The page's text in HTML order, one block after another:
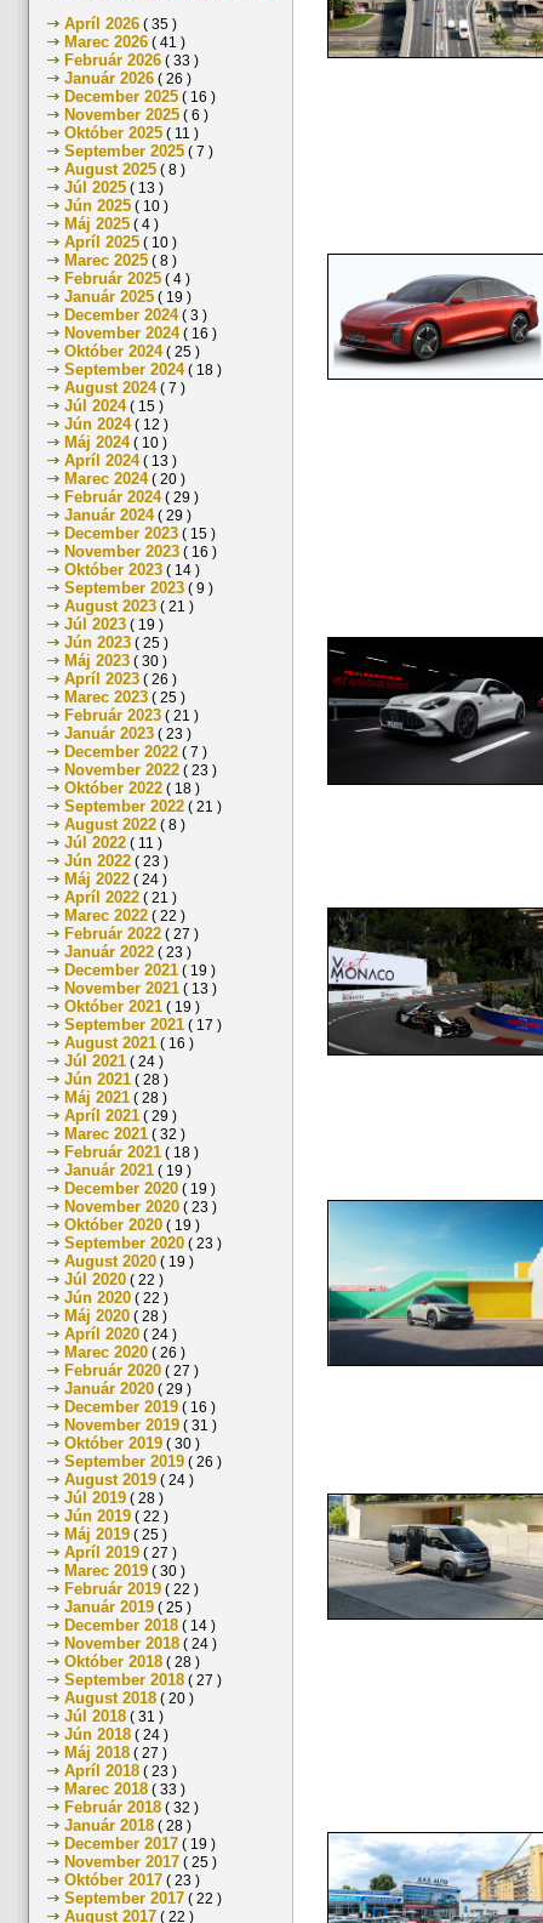
Apríl 2026 ( 35 )
Marec 2026 ( 41 )
Február 2026 ( 33 )
Január 2026 ( 26 )
December 2025 ( 16 )
November 2025 ( 6 )
Október 2025 ( 11 )
September 2025 ( 7 )
August 2025 ( 8 )
Júl 2025 ( 13 )
Jún 2025 ( 10 )
Máj 2025 ( 4 )
Apríl 2025 ( 10 )
Marec 2025 ( 8 )
Február 2025 ( 4 )
Január 2025 ( 19 )
December 2024( 3 )
November 2024( 16 )
Október 2024( 25 )
September 2024( 18 )
August 2024( 7 )
Júl 2024( 15 )
Jún 2024( 12 )
Máj 2024( 10 )
Apríl 2024( 13 )
Marec 2024( 20 )
Február 2024( 29 )
Január 2024( 29 )
December 2023 ( 15 )
November 2023 ( 16 )
Október 2023 ( 14 )
September 2023 ( 9 )
August 2023 ( 21 )
Júl 2023 ( 19 )
Jún 2023 ( 25 )
Máj 2023 ( 30 )
Apríl 2023 ( 26 )
Marec 2023 ( 25 )
Február 2023 ( 21 )
Január 2023 ( 23 )
December 2022 ( 7 )
November 2022 ( 23 )
Október 2022 ( 18 )
September 2022 ( 21 )
August 2022 ( 8 )
Júl 2022 ( 11 )
Jún 2022 ( 23 )
Máj 2022 ( 24 )
Apríl 2022 ( 21 )
Marec 2022 ( 22 )
Február 2022 ( 27 )
Január 2022 ( 23 )
December 2021 ( 19 )
November 2021 ( 13 )
Október 2021 ( 19 )
September 2021 ( 17 )
August 2021 ( 16 )
Júl 2021 ( 24 )
Jún 2021 ( 28 )
Máj 2021 ( 28 )
Apríl 2021 ( 29 )
Marec 2021 ( 32 )
Február 2021 ( 18 )
Január 2021 ( 19 )
December 2020 ( 19 )
November 2020 ( 23 )
Október 2020 ( 19 )
September 2020 ( 23 )
August 2020 ( 19 )
Júl 2020 ( 22 )
Jún 2020 ( 22 )
Máj 2020 ( 28 )
Apríl 2020 ( 24 )
Marec 2020 ( 26 )
Február 2020 ( 27 )
Január 2020 ( 29 )
December 2019 ( 16 )
November 2019 ( 31 )
Október 2019 ( 30 )
September 2019 ( 26 )
August 2019 ( 24 )
Júl 2019 ( 28 )
Jún 2019 ( 22 )
Máj 2019 ( 25 )
Apríl 2019 ( 27 )
Marec 2019 ( 30 )
Február 2019 ( 22 )
Január 2019 ( 25 )
December 2018 ( 14 )
November 2018 ( 24 )
Október 2018 ( 28 )
September 2018 ( 27 )
August 2018 ( 20 )
Júl 2018 ( 31 )
Jún 2018 ( 24 )
Máj 2018 ( 27 )
Apríl 2018 ( 23 )
Marec 2018 ( 33 )
Február 2018 ( 32 )
Január 2018 ( 28 )
December 2017 ( 19 )
November 2017 ( 25 )
Október 2017 ( 23 )
September 2017 ( 22 )
August 2017 ( 22 )